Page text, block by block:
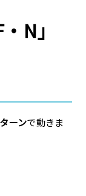
N」
ーンで動きま